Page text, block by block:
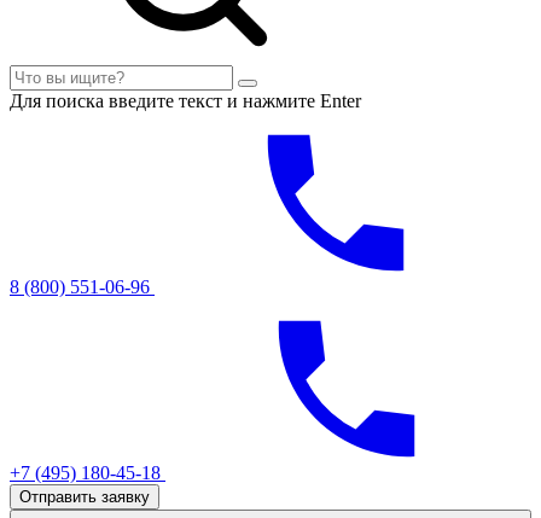
Для поиска введите текст и нажмите Enter
8 (800) 551-06-96
+7 (495) 180-45-18
Отправить заявку